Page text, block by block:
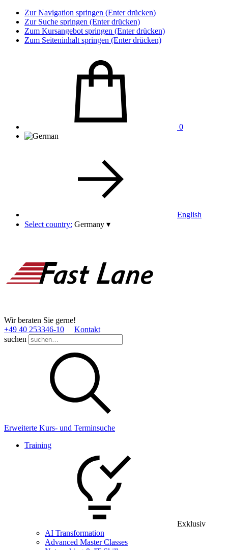
Zur Navigation springen (Enter drücken)
Zur Suche springen (Enter drücken)
Zum Kursangebot springen (Enter drücken)
Zum Seiteninhalt springen (Enter drücken)
0
English
Select country: Germany ▾
Wir beraten Sie gerne!
+49 40 253346­-10
Kontakt
suchen
Erweiterte Kurs- und Terminsuche
Training
Exklusiv
AI Transformation
Advanced Master Classes